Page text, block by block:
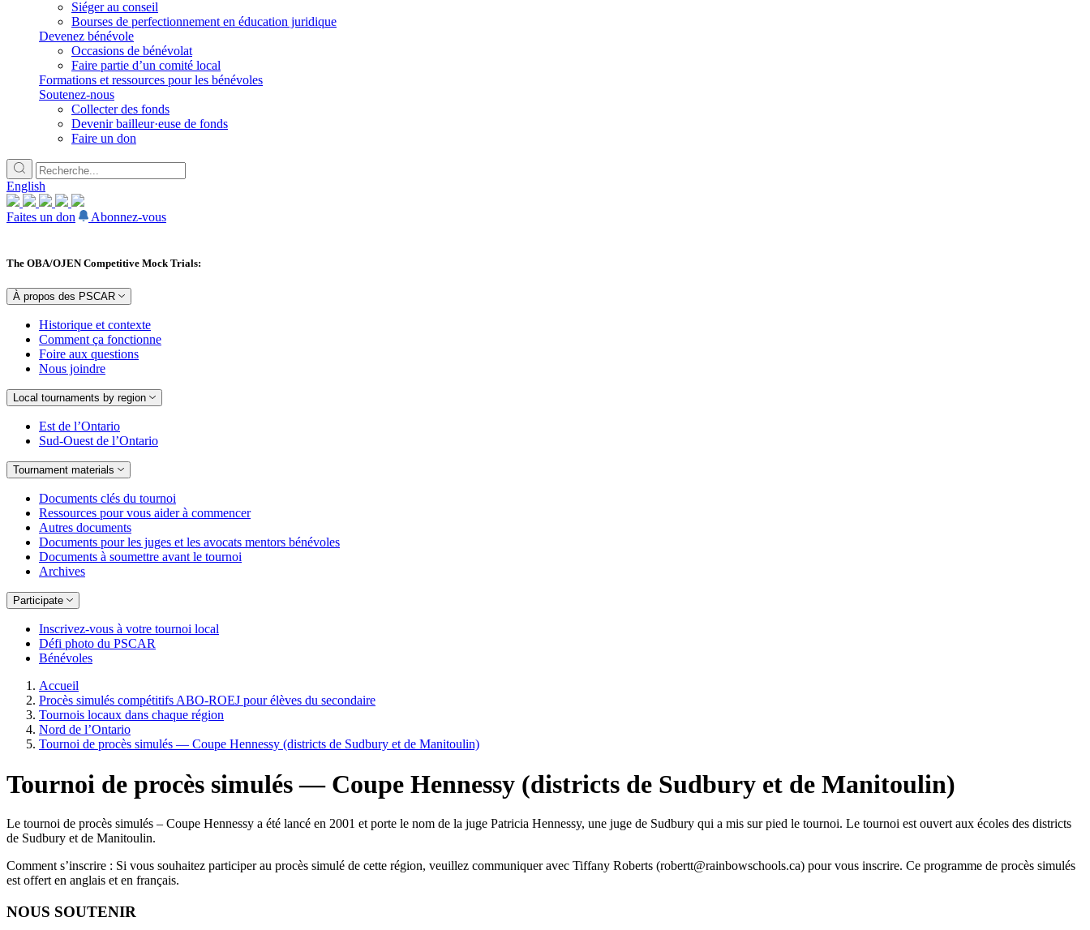
Siéger au conseil
Bourses de perfectionnement en éducation juridique
Devenez bénévole
Occasions de bénévolat
Faire partie d’un comité local
Formations et ressources pour les bénévoles
Soutenez-nous
Collecter des fonds
Devenir bailleur·euse de fonds
Faire un don
English
Faites un don Abonnez-vous
The OBA/OJEN Competitive Mock Trials:
À propos des PSCAR
Historique et contexte
Comment ça fonctionne
Foire aux questions
Nous joindre
Local tournaments by region
Est de l’Ontario
Sud-Ouest de l’Ontario
Tournament materials
Documents clés du tournoi
Ressources pour vous aider à commencer
Autres documents
Documents pour les juges et les avocats mentors bénévoles
Documents à soumettre avant le tournoi
Archives
Participate
Inscrivez-vous à votre tournoi local
Défi photo du PSCAR
Bénévoles
Accueil
Procès simulés compétitifs ABO‑ROEJ pour élèves du secondaire
Tournois locaux dans chaque région
Nord de l’Ontario
Tournoi de procès simulés — Coupe Hennessy (districts de Sudbury et de Manitoulin)
Tournoi de procès simulés — Coupe Hennessy (districts de Sudbury et de Manitoulin)
Le tournoi de procès simulés – Coupe Hennessy a été lancé en 2001 et porte le nom de la juge Patricia Hennessy, une juge de Sudbury qui a mis sur pied le tournoi. Le tournoi est ouvert aux écoles des districts
de Sudbury et de Manitoulin.
Comment s’inscrire : Si vous souhaitez participer au procès simulé de cette région, veuillez communiquer avec Tiffany Roberts (robertt@rainbowschools.ca) pour vous inscrire. Ce programme de procès simulés
est offert en anglais et en français.
NOUS SOUTENIR